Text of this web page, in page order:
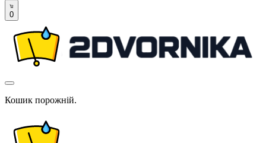
0
Кошик порожній.